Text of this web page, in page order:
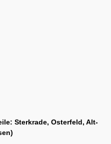
Sterkrade, Osterfeld, Alt-